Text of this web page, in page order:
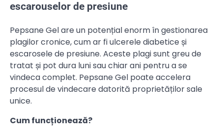
escarouselor de presiune
Pepsane Gel are un potențial enorm în gestionarea
plagilor cronice, cum ar fi ulcerele diabetice și
escarosele de presiune. Aceste plagi sunt greu de
tratat și pot dura luni sau chiar ani pentru a se
vindeca complet. Pepsane Gel poate accelera
procesul de vindecare datorită proprietăților sale
unice.
Cum funcționează?